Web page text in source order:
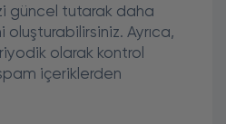
güncel tutarak daha
Ayrıca,
olarak kontrol
içeriklerden